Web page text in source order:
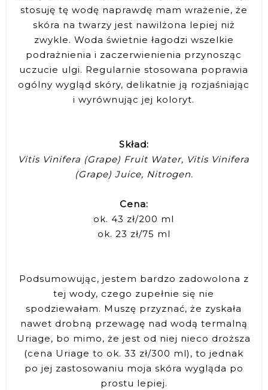
stosuję tę wodę naprawdę mam wrażenie, że
skóra na twarzy jest nawilżona lepiej niż
zwykle. Woda świetnie łagodzi wszelkie
podrażnienia i zaczerwienienia przynosząc
uczucie ulgi. Regularnie stosowana poprawia
ogólny wygląd skóry, delikatnie ją rozjaśniając
i wyrównując jej koloryt.
Skład:
Vitis Vinifera (Grape) Fruit Water, Vitis Vinifera
(Grape) Juice, Nitrogen.
Cena:
ok. 43 zł/200 ml
ok. 23 zł/75 ml
Podsumowując, jestem bardzo zadowolona z
tej wody, czego zupełnie się nie
spodziewałam. Muszę przyznać, że zyskała
nawet drobną przewagę nad wodą termalną
Uriage, bo mimo, że jest od niej nieco droższa
(cena Uriage to ok. 33 zł/300 ml), to jednak
po jej zastosowaniu moja skóra wygląda po
prostu lepiej.